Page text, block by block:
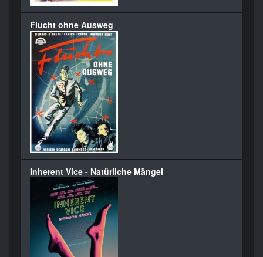
Flucht ohne Ausweg
Inherent Vice - Natürliche Mängel